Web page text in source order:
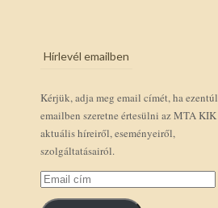
Hírlevél emailben
Kérjük, adja meg email címét, ha ezentúl
emailben szeretne értesülni az MTA KIK
aktuális híreiről, eseményeiről,
szolgáltatásairól.
Email
cím